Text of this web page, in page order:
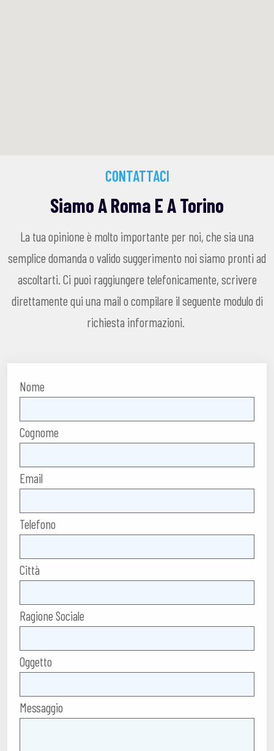
CONTATTACI
Siamo A Roma E A Torino
La tua opinione è molto importante per noi, che sia una
semplice domanda o valido suggerimento noi siamo pronti ad
ascoltarti. Ci puoi raggiungere telefonicamente, scrivere
direttamente qui una mail o compilare il seguente modulo di
richiesta informazioni.
Nome
Cognome
Email
Telefono
Città
Ragione Sociale
Oggetto
Messaggio